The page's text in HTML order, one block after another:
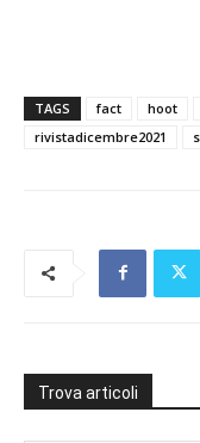
TAGS fact hoot
rivistadicembre2021
Trova articoli